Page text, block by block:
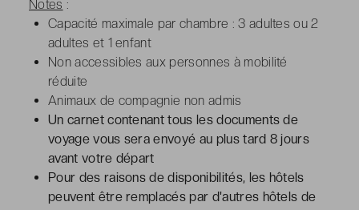
Notes :
Capacité maximale par chambre : 3 adultes ou 2
adultes et 1 enfant
Non accessibles aux personnes à mobilité
réduite
Animaux de compagnie non admis
Un carnet contenant tous les documents de
voyage vous sera envoyé au plus tard 8 jours
avant votre départ
Pour des raisons de disponibilités, les hôtels
peuvent être remplacés par d'autres hôtels de